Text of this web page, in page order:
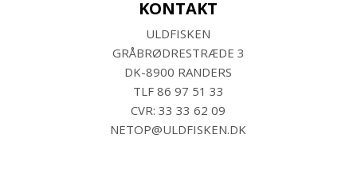
KONTAKT
ULDFISKEN
GRÅBRØDRESTRÆDE 3
DK-8900 RANDERS
TLF 86 97 51 33
CVR: 33 33 62 09
NETOP@ULDFISKEN.DK